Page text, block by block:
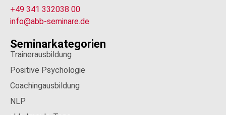
+49 341 332038 00
info@abb-seminare.de
Seminarkategorien
Trainerausbildung
Positive Psychologie
Coachingausbildung
NLP